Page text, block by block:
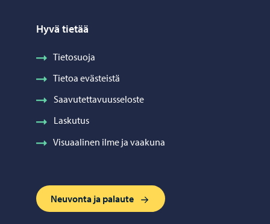
Hyvä tietää
Tietosuoja
Tietoa evästeistä
Saavutettavuusseloste
Laskutus
Visuaalinen ilme ja vaakuna
Neuvonta ja palaute